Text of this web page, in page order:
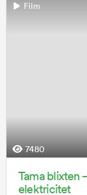
Film
7480
Tama blixten
elektricitet